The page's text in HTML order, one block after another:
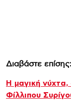
Διαβάστε επίσης:
Η μαγική
Φίλλιπου